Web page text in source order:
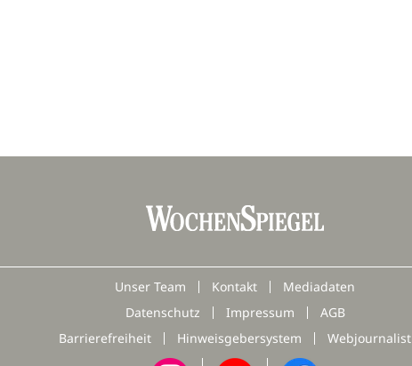
Unser Team Kontakt
Mediadaten
Datenschutz
Impressum
AGB
Barrierefreiheit
Hinweisgebersystem Webjournalist